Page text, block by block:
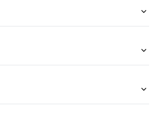
– Footer
Collection Hotel